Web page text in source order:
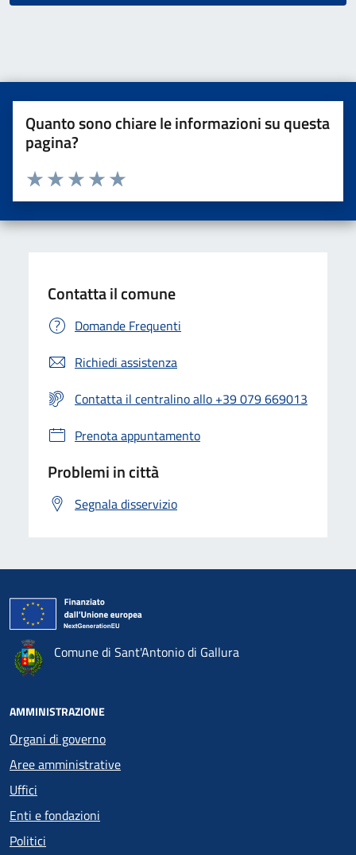
Quanto sono chiare le informazioni su questa
pagina?
Valuta da 1 a 5 stelle la pagina
Valuta 5 stelle su 5
Valuta 4 stelle su 5
Valuta 3 stelle su 5
Valuta 2 stelle su 5
Valuta una stella su 5
Contatta il comune
Domande Frequenti
Richiedi assistenza
Contatta il centralino allo +39 079 669013
Prenota appuntamento
Problemi in città
Segnala disservizio
Comune di Sant'Antonio di Gallura
AMMINISTRAZIONE
Organi di governo
Aree amministrative
Uffici
Enti e fondazioni
Politici